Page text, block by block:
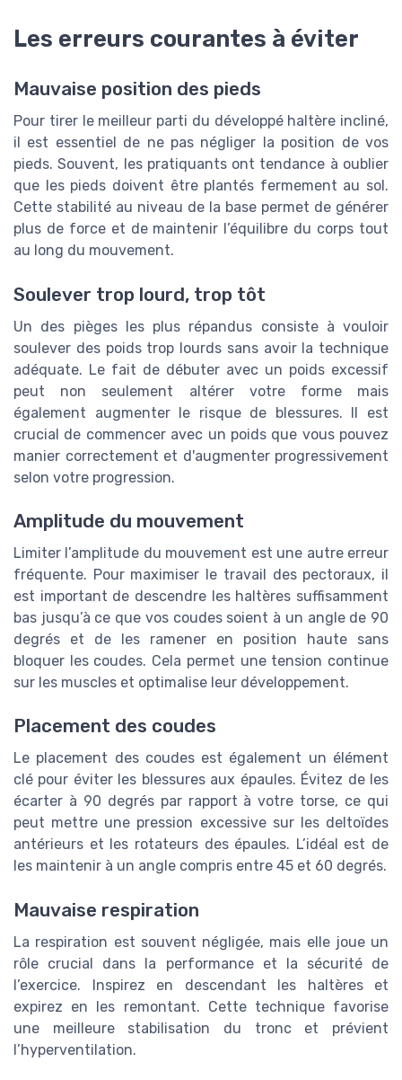
Les erreurs courantes à éviter
Mauvaise position des pieds
Pour tirer le meilleur parti du développé haltère incliné,
il est essentiel de ne pas négliger la position de vos
pieds. Souvent, les pratiquants ont tendance à oublier
que les pieds doivent être plantés fermement au sol.
Cette stabilité au niveau de la base permet de générer
plus de force et de maintenir l’équilibre du corps tout
au long du mouvement.
Soulever trop lourd, trop tôt
Un des pièges les plus répandus consiste à vouloir
soulever des poids trop lourds sans avoir la technique
adéquate. Le fait de débuter avec un poids excessif
peut non seulement altérer votre forme mais
également augmenter le risque de blessures. Il est
crucial de commencer avec un poids que vous pouvez
manier correctement et d'augmenter progressivement
selon votre progression.
Amplitude du mouvement
Limiter l’amplitude du mouvement est une autre erreur
fréquente. Pour maximiser le travail des pectoraux, il
est important de descendre les haltères suffisamment
bas jusqu’à ce que vos coudes soient à un angle de 90
degrés et de les ramener en position haute sans
bloquer les coudes. Cela permet une tension continue
sur les muscles et optimalise leur développement.
Placement des coudes
Le placement des coudes est également un élément
clé pour éviter les blessures aux épaules. Évitez de les
écarter à 90 degrés par rapport à votre torse, ce qui
peut mettre une pression excessive sur les deltoïdes
antérieurs et les rotateurs des épaules. L’idéal est de
les maintenir à un angle compris entre 45 et 60 degrés.
Mauvaise respiration
La respiration est souvent négligée, mais elle joue un
rôle crucial dans la performance et la sécurité de
l’exercice. Inspirez en descendant les haltères et
expirez en les remontant. Cette technique favorise
une meilleure stabilisation du tronc et prévient
l’hyperventilation.